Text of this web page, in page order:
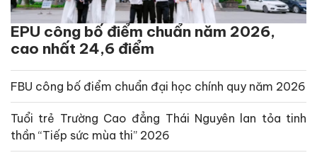
EPU công bố điểm chuẩn năm 2026,
cao nhất 24,6 điểm
FBU công bố điểm chuẩn đại học chính quy năm 2026
Tuổi trẻ Trường Cao đẳng Thái Nguyên lan tỏa tinh
thần “Tiếp sức mùa thi” 2026